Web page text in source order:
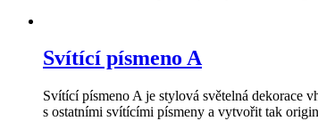
Svítící písmeno A
Svítící písmeno A je stylová světelná dekorace
s ostatními svítícími písmeny a vytvořit tak